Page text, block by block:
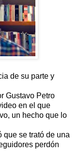
de su parte y
Gustavo Petro
en el que
un hecho que lo
que se trató de una
perdón